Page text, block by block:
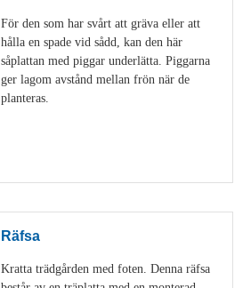
För den som har svårt att gräva eller att
hålla en spade vid sådd, kan den här
såplattan med piggar underlätta. Piggarna
ger lagom avstånd mellan frön när de
planteras.
Räfsa
Kratta trädgården med foten. Denna räfsa